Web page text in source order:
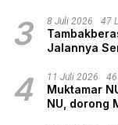
3 8 Juli 2026 47
Jalannya
4 11 Juli 2026
Muktamar
NU, dorong